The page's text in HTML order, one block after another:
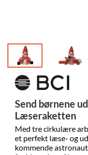
Send børnene
Læseraketten
Med tre cirkulære
et perfekt læse- og
kommende